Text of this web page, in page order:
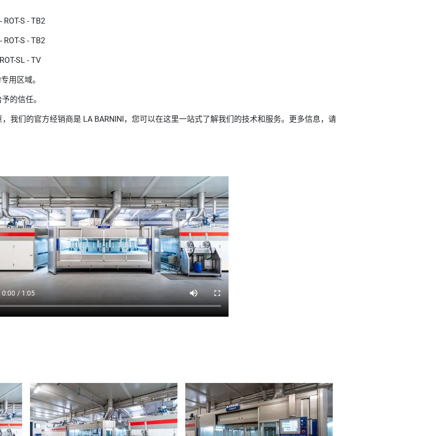
S - TB2
S - TB2
SL - TV
用区域。
的信任。
我们的官方经销商是 LA BARNINI，您可以在这里一站式了解我们的技术和服务。更多信息，请